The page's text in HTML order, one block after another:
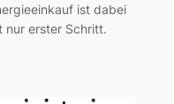
ist dabei
nur erster Schritt.